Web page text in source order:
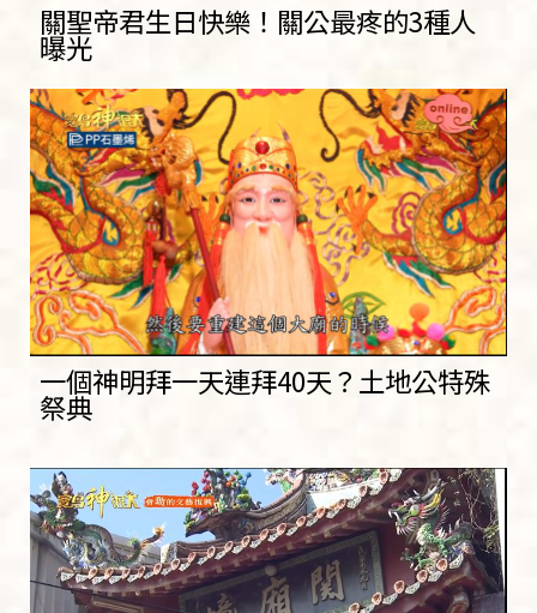
關聖帝君生日快樂！關公最疼的3種人
曝光
一個神明拜一天連拜40天？土地公特殊
祭典